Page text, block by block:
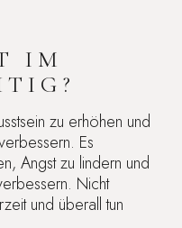
IM
zu erhöhen und
Es
Angst zu lindern und
Nicht
und überall tun